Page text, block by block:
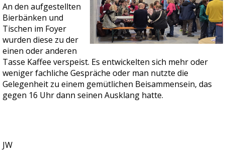
An den aufgestellten
Bierbänken und
Tischen im Foyer
wurden diese zu der
einen oder anderen
Tasse Kaffee verspeist. Es entwickelten sich mehr oder
weniger fachliche Gespräche oder man nutzte die
Gelegenheit zu einem gemütlichen Beisammensein, das
gegen 16 Uhr dann seinen Ausklang hatte.
JW